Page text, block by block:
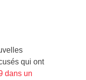
qui ont
dans un